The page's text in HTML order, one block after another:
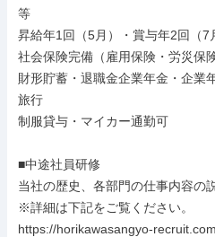
等
昇給年1回（5月）・賞与年2回（7
社会保険完備（雇用保険・労災保
財形貯蓄・退職金企業年金・企業
旅行
制服貸与・マイカー通勤可
■中途社員研修
当社の歴史、各部門の仕事内容の
※詳細は下記をご覧ください。
https://horikawasangyo-